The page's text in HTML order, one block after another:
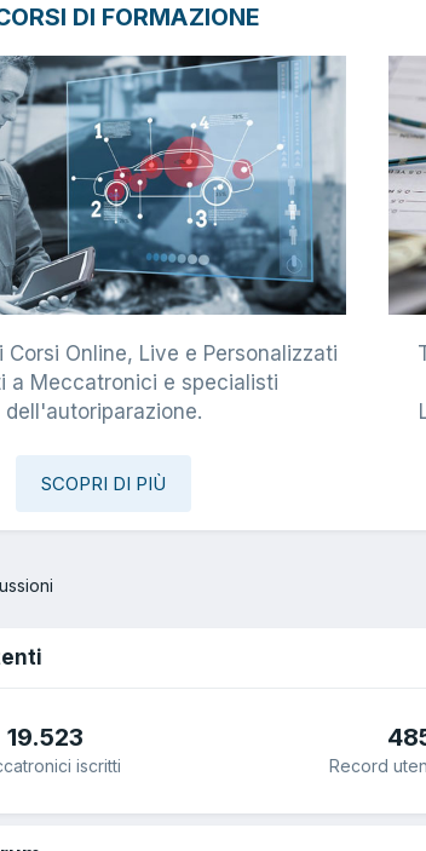
DI FORMAZIONE
Corsi Online, Live e Personalizzati
a Meccatronici e specialisti
dell'autoriparazione.
SCOPRI DI PIÙ
19.523
iscritti Record